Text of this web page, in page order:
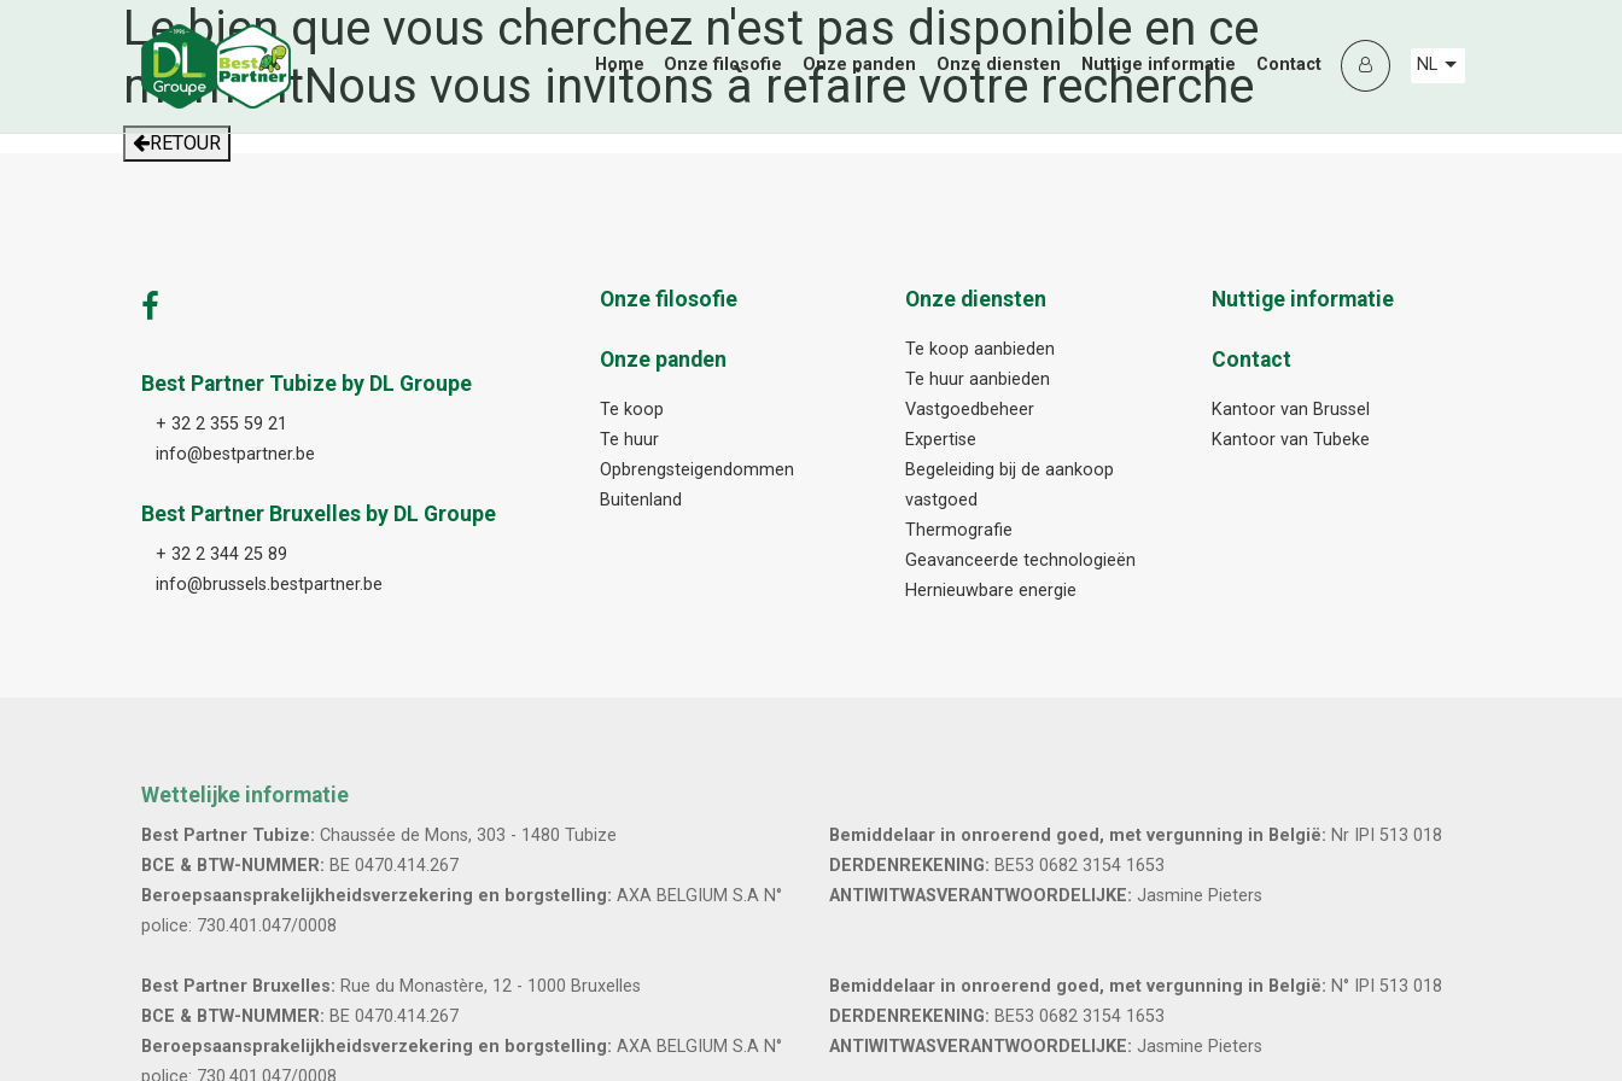
Home Onze filosofie Onze panden Onze diensten Nuttige informatie Contact NL
Le bien que vous cherchez n'est pas disponible en ce
momentNous vous invitons à refaire votre recherche
RETOUR
Best Partner Tubize by DL Groupe
+ 32 2 355 59 21
info@bestpartner.be
Best Partner Bruxelles by DL Groupe
+ 32 2 344 25 89
info@brussels.bestpartner.be
Onze filosofie
Onze panden
Te koop
Te huur
Opbrengsteigendommen
Buitenland
Onze diensten
Te koop aanbieden
Te huur aanbieden
Vastgoedbeheer
Expertise
Begeleiding bij de aankoop
vastgoed
Thermografie
Geavanceerde technologieën
Hernieuwbare energie
Nuttige informatie
Contact
Kantoor van Brussel
Kantoor van Tubeke
Wettelijke informatie
Best Partner Tubize: Chaussée de Mons, 303 - 1480 Tubize Bemiddelaar in onroerend goed, met vergunning in België: Nr IPI 513 018
BCE & BTW-NUMMER: BE 0470.414.267 DERDENREKENING: BE53 0682 3154 1653
Beroepsaansprakelijkheidsverzekering en borgstelling: AXA BELGIUM S.A N°
police: 730.401.047/0008
ANTIWITWASVERANTWOORDELIJKE: Jasmine Pieters
Best Partner Bruxelles: Rue du Monastère, 12 - 1000 Bruxelles Bemiddelaar in onroerend goed, met vergunning in België: N° IPI 513 018
BCE & BTW-NUMMER: BE 0470.414.267 DERDENREKENING: BE53 0682 3154 1653
Beroepsaansprakelijkheidsverzekering en borgstelling: AXA BELGIUM S.A N°
police: 730.401.047/0008
ANTIWITWASVERANTWOORDELIJKE: Jasmine Pieters